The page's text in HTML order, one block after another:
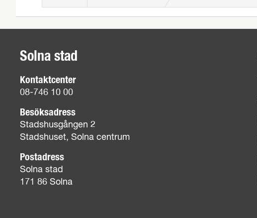
Solna stad
Kontaktcenter
08-746 10 00
Besöksadress
Stadshusgången 2
Stadshuset, Solna centrum
Postadress
Solna stad
171 86 Solna